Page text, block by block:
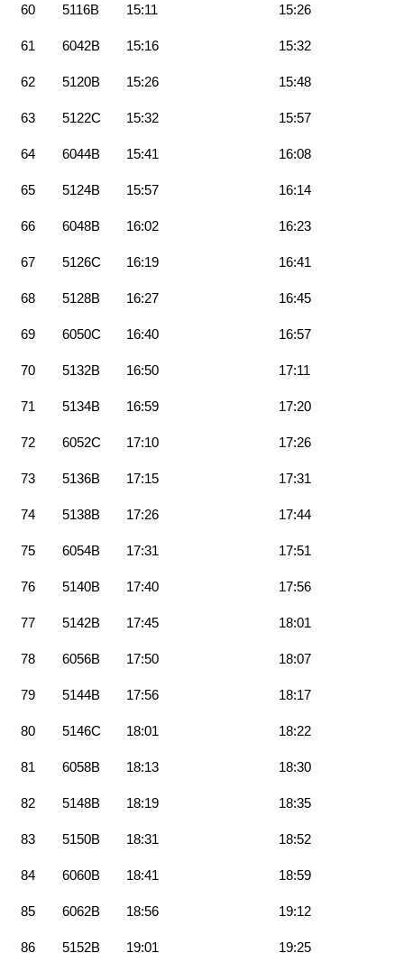
60 5116B 15:11 15:26
61 6042B 15:16 15:32
62 5120B 15:26 15:48
63 5122C 15:32 15:57
64 6044B 15:41 16:08
65 5124B 15:57 16:14
66 6048B 16:02 16:23
67 5126C 16:19 16:41
68 5128B 16:27 16:45
69 6050C 16:40 16:57
70 5132B 16:50 17:11
71 5134B 16:59 17:20
72 6052C 17:10 17:26
73 5136B 17:15 17:31
74 5138B 17:26 17:44
75 6054B 17:31 17:51
76 5140B 17:40 17:56
77 5142B 17:45 18:01
78 6056B 17:50 18:07
79 5144B 17:56 18:17
80 5146C 18:01 18:22
81 6058B 18:13 18:30
82 5148B 18:19 18:35
83 5150B 18:31 18:52
84 6060B 18:41 18:59
85 6062B 18:56 19:12
86 5152B 19:01 19:25